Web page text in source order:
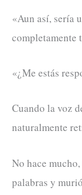
«Aun así, sería
«¿Me estás
Cuando la voz
naturalmente
No hace
palabras y